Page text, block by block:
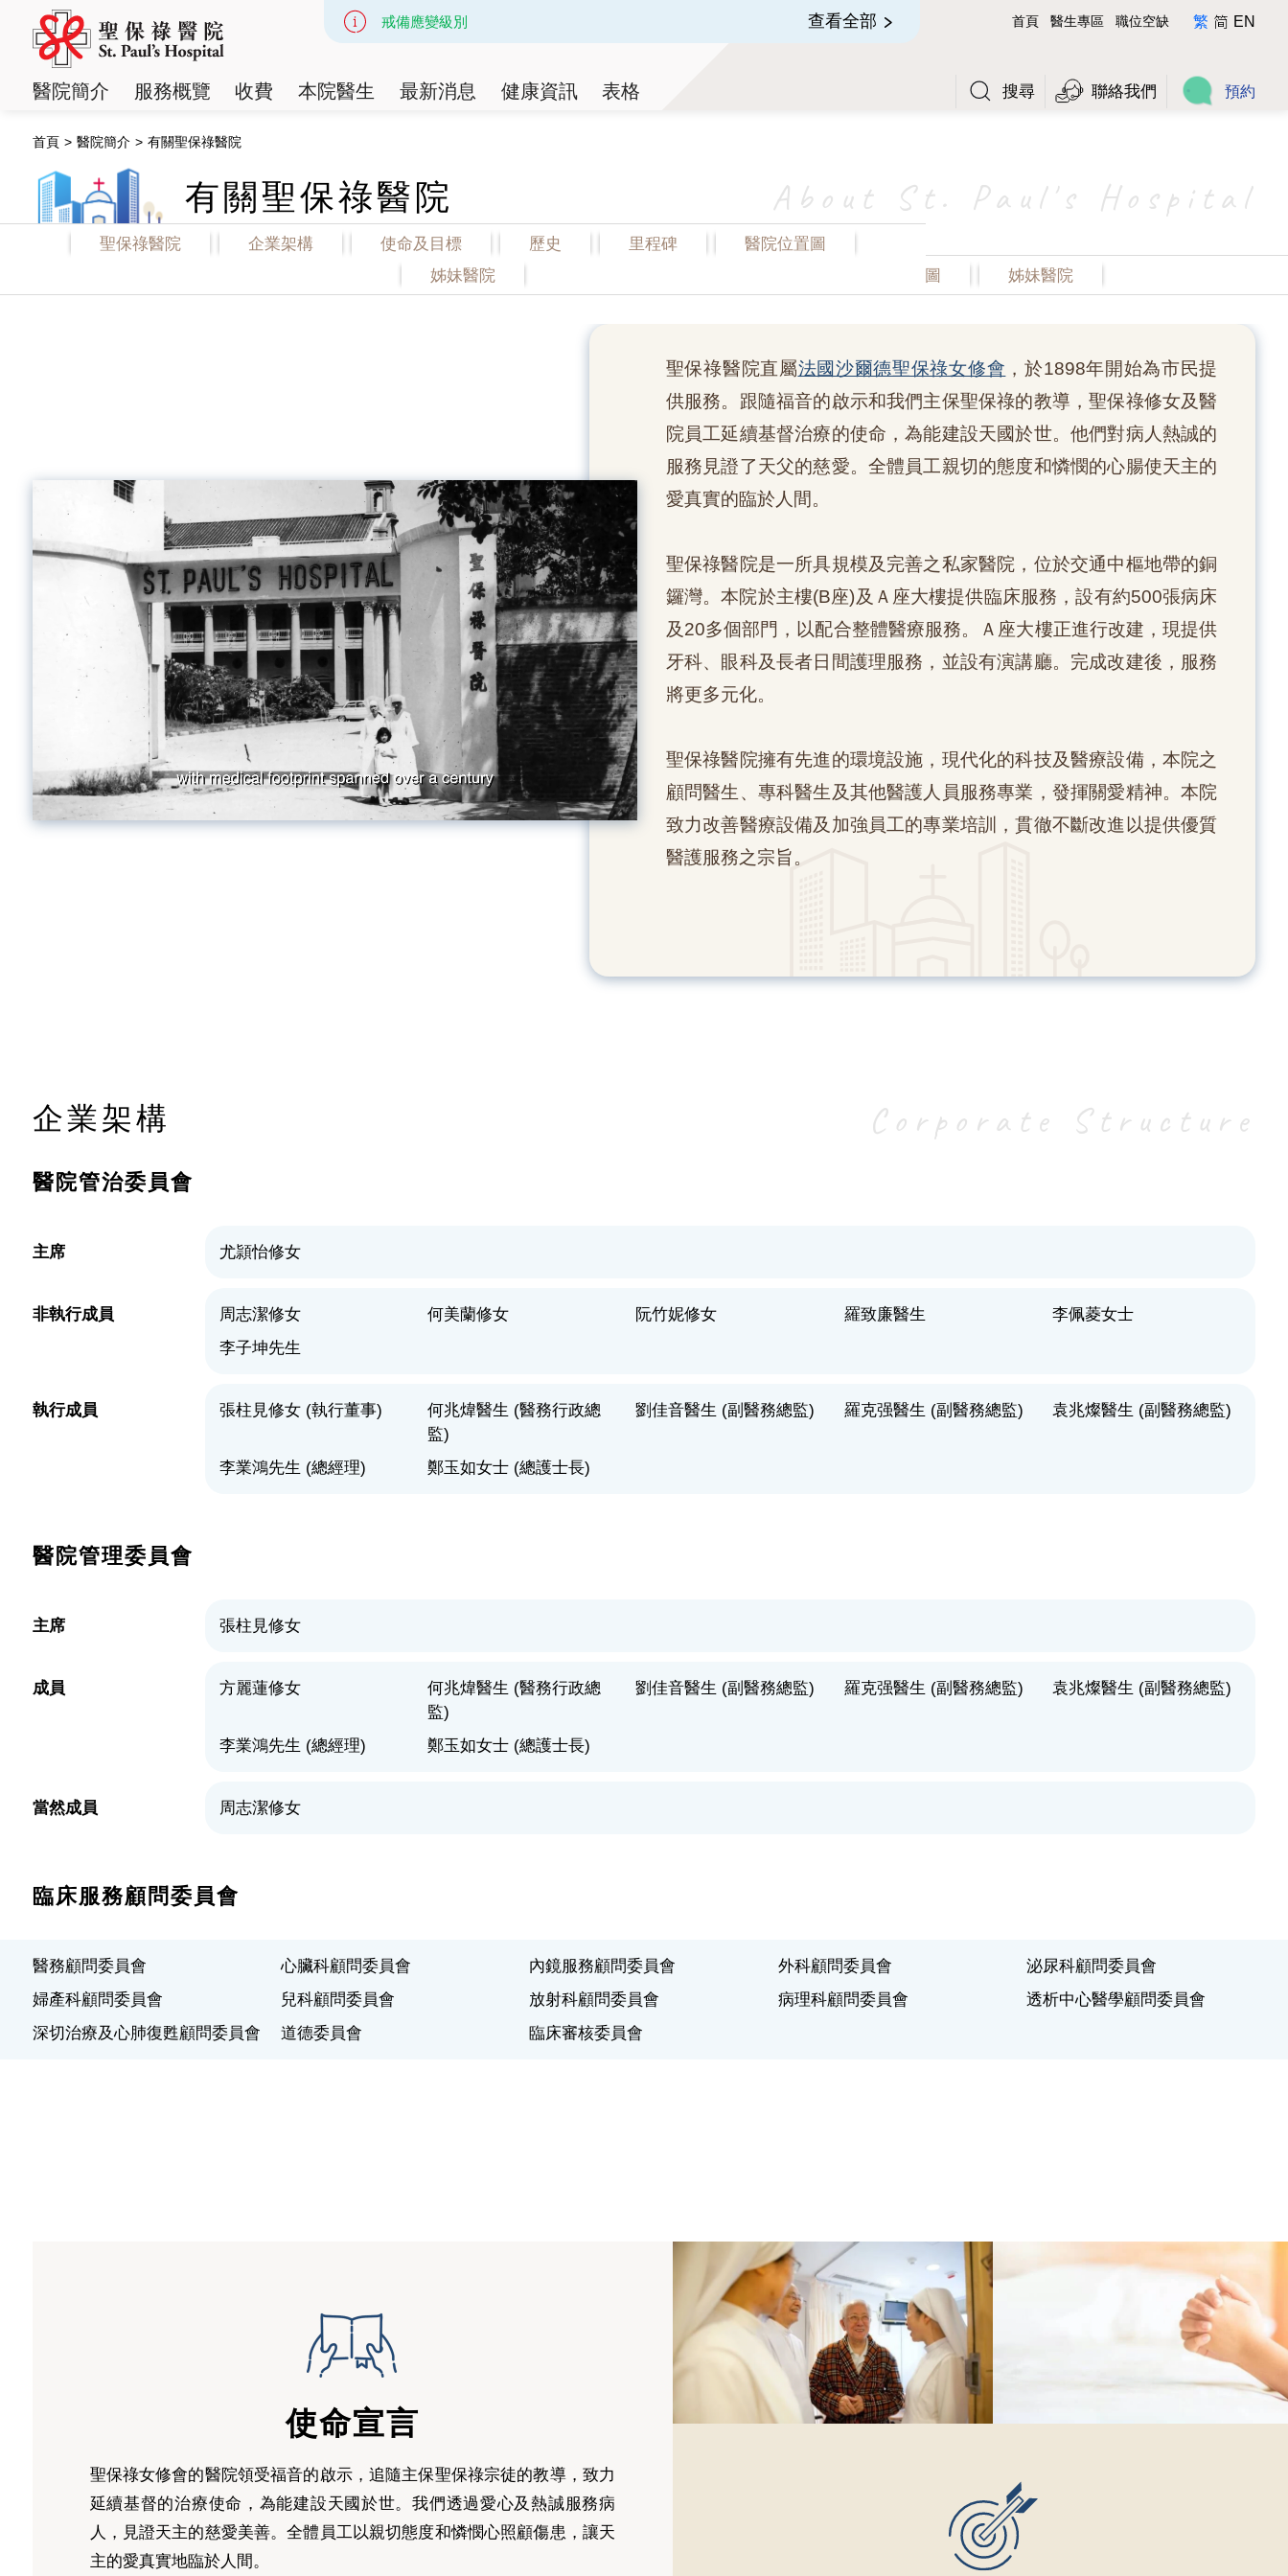
戒備應變級別 查看全部 首頁 醫生專區 職位空缺 繁 简 EN
醫院簡介 服務概覽 收費 本院醫生 最新消息 健康資訊 表格 搜尋 聯絡我們 預約
首頁 > 醫院簡介 > 有關聖保祿醫院
有關聖保祿醫院 About St. Paul's Hospital
醫院位置圖 姊妹醫院
聖保祿醫院 企業架構 使命及目標 歷史 里程碑
醫院位置圖
姊妹醫院
聖保祿醫院直屬法國沙爾德聖保祿女修會 ，於1898年開始為市民提
供服務。跟隨福音的啟示和我們主保聖保祿的教導，聖保祿修女及醫
院員工延續基督治療的使命，為能建設天國於世。他們對病人熱誠的
服務見證了天父的慈愛。全體員工親切的態度和憐憫的心腸使天主的
愛真實的臨於人間。
聖保祿醫院是一所具規模及完善之私家醫院，位於交通中樞地帶的銅
鑼灣。本院於主樓(B座)及Ａ座大樓提供臨床服務，設有約500張病床
及20多個部門，以配合整體醫療服務。Ａ座大樓正進行改建，現提供
牙科、眼科及長者日間護理服務，並設有演講廳。完成改建後，服務
將更多元化。
聖保祿醫院擁有先進的環境設施，現代化的科技及醫療設備，本院之
顧問醫生、專科醫生及其他醫護人員服務專業，發揮關愛精神。本院
致力改善醫療設備及加強員工的專業培訓，貫徹不斷改進以提供優質
醫護服務之宗旨。
企業架構 Corporate Structure
醫院管治委員會
主席 尤頴怡修女
非執行成員 周志潔修女 何美蘭修女 阮竹妮修女 羅致廉醫生
李佩菱女士
李子坤先生
執行成員 張柱見修女 (執行董事)
何兆煒醫生 (醫務行政總
監)
劉佳音醫生 (副醫務總監) 羅克强醫生 (副醫務總監) 袁兆燦醫生 (副醫務總監)
李業鴻先生 (總經理) 鄭玉如女士 (總護士長)
醫院管理委員會
主席 張柱見修女
成員 方麗蓮修女
何兆煒醫生 (醫務行政總
監)
劉佳音醫生 (副醫務總監) 羅克强醫生 (副醫務總監) 袁兆燦醫生 (副醫務總監)
李業鴻先生 (總經理) 鄭玉如女士 (總護士長)
當然成員 周志潔修女
臨床服務顧問委員會
醫務顧問委員會 心臟科顧問委員會 內鏡服務顧問委員會 外科顧問委員會
泌尿科顧問委員會
婦產科顧問委員會
兒科顧問委員會 放射科顧問委員會 病理科顧問委員會
透析中心醫學顧問委員會
深切治療及心肺復甦顧問委員會
道德委員會 臨床審核委員會
使命宣言
聖保祿女修會的醫院領受福音的啟示，追隨主保聖保祿宗徒的教導，致力
延續基督的治療使命，為能建設天國於世。我們透過愛心及熱誠服務病
人，見證天主的慈愛美善。全體員工以親切態度和憐憫心照顧傷患，讓天
主的愛真實地臨於人間。